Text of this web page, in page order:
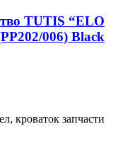
TUTIS “ELO
006) Black
кроваток запчасти